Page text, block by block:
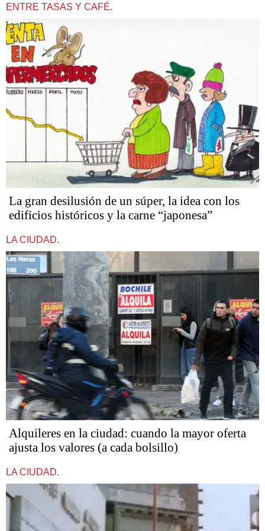
ENTRE TASAS Y CAFÉ.
La gran desilusión de un súper, la idea con los
edificios históricos y la carne “japonesa”
LA CIUDAD.
Alquileres en la ciudad: cuando la mayor oferta
ajusta los valores (a cada bolsillo)
LA CIUDAD.